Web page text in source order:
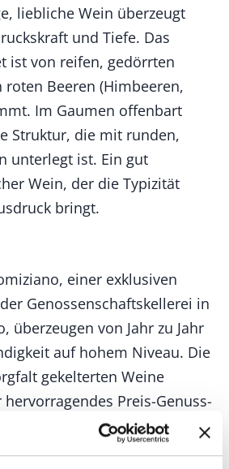
liebliche Wein überzeugt
und Tiefe. Das
ist von reifen, gedörrten
roten Beeren (Himbeeren,
Im Gaumen offenbart
Struktur, die mit runden,
unterlegt ist. Ein gut
Wein, der die Typizität
bringt.
einer exklusiven
Genossenschaftskellerei in
überzeugen von Jahr zu Jahr
auf hohem Niveau. Die
gekelterten Weine
Preis-Genuss-
Maci, der Önologe dieser
die Stärken Apuliens